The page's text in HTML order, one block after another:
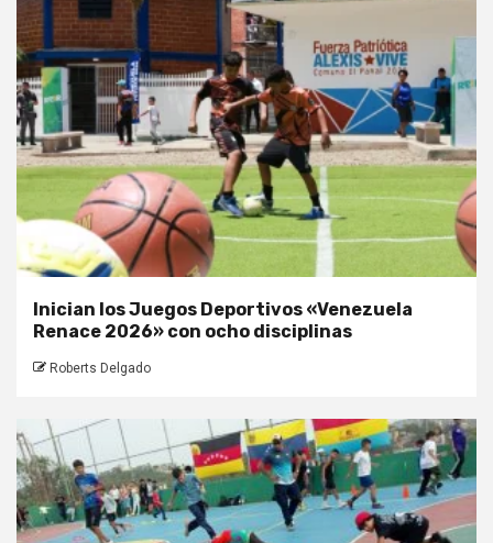
Inician los Juegos Deportivos «Venezuela
Renace 2026» con ocho disciplinas
Roberts Delgado